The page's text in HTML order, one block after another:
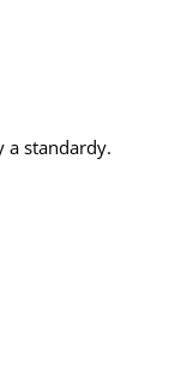
a standardy.